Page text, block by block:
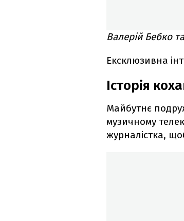
Валерій Бебко
Ексклюзивна
Історія
Майбутнє
музичному
журналістка,